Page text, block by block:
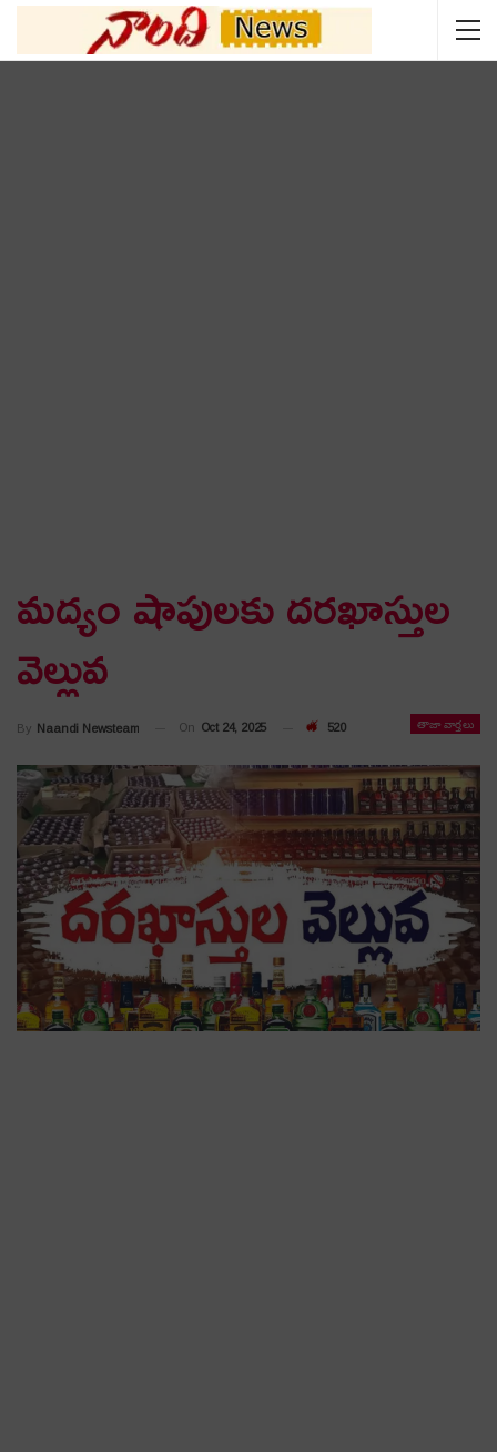
మ‌ద్యం షాపుల‌కు ద‌ర‌ఖాస్తుల
వెల్లువ‌
తాజా వార్తలు
By Naandi Newsteam On Oct 24, 2025 520